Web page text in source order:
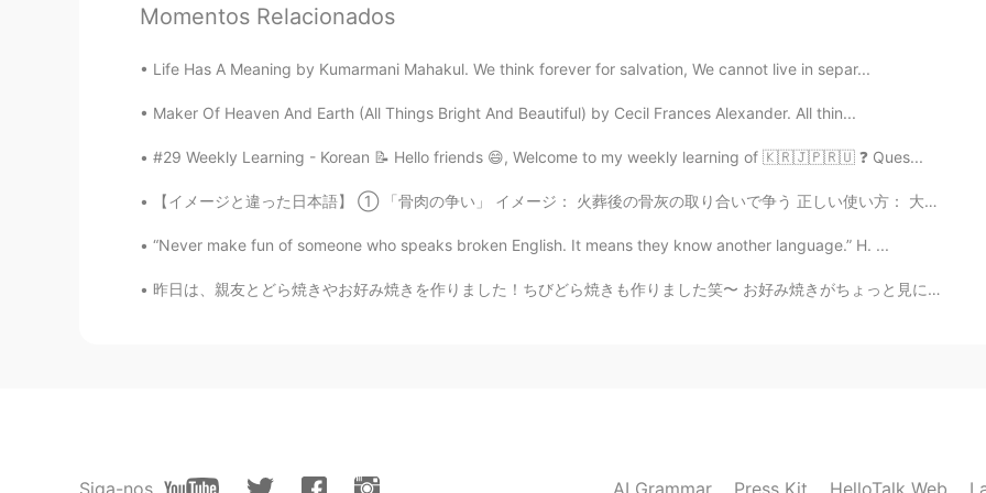
food? There’s a bean dish called Kuromame. Strangely it’s my least favorite osechi dish.
ピカピン 2021.01.06 15:41
クックパッドなどで覚えましたよ😄
JP EN
Can I ask a question? Is it better to say “that’s” my least favorite osechi instead of “it’s”
my blah blah?
Momentos Relacionados
Life Has A Meaning by Kumarmani Mahakul. We think forever for salvation, We cannot live in separ...
Maker Of Heaven And Earth (All Things Bright And Beautiful) by Cecil Frances Alexander. All thin...
#29 Weekly Learning - Korean 📝 Hello friends 😄, Welcome to my weekly learning of 🇰🇷🇯🇵🇷🇺 ❓ Ques...
【イメージと違った日本語】 ① 「骨肉の争い」 イメージ： 火葬後の骨灰の取り合いで争う 正しい使い方： 大塚家具 ②「背水の陣」 イメージ： おしゃれなジンのカ...
“Never make fun of someone who speaks broken English. It means they know another language.” H. ...
昨日は、親友とどら焼きやお好み焼きを作りました！ちびどら焼きも作りました笑〜 お好み焼きがちょっと見にくいですけど、美味しかったと約束します😅 Yesterday, my best frien...
Siga-nos AI Grammar Press Kit HelloTalk Web